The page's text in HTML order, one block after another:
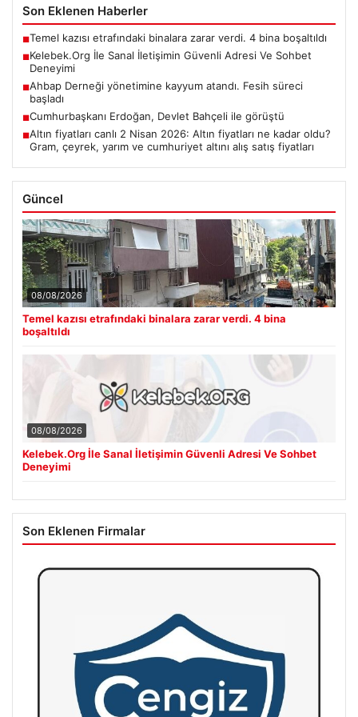
Son Eklenen Haberler
■Temel kazısı etrafındaki binalara zarar verdi. 4 bina boşaltıldı
■Kelebek.Org İle Sanal İletişimin Güvenli Adresi Ve Sohbet
Deneyimi
■Ahbap Derneği yönetimine kayyum atandı. Fesih süreci
başladı
■Cumhurbaşkanı Erdoğan, Devlet Bahçeli ile görüştü
■Altın fiyatları canlı 2 Nisan 2026: Altın fiyatları ne kadar oldu?
Gram, çeyrek, yarım ve cumhuriyet altını alış satış fiyatları
Güncel
08/08/2026
Temel kazısı etrafındaki binalara zarar verdi. 4 bina
boşaltıldı
08/08/2026
Kelebek.Org İle Sanal İletişimin Güvenli Adresi Ve Sohbet
Deneyimi
Son Eklenen Firmalar